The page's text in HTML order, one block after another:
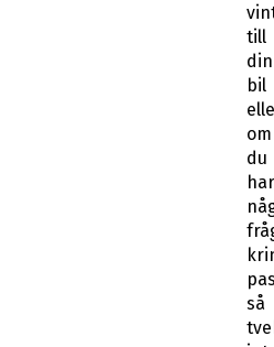
till
din
bil
om
du
har
så